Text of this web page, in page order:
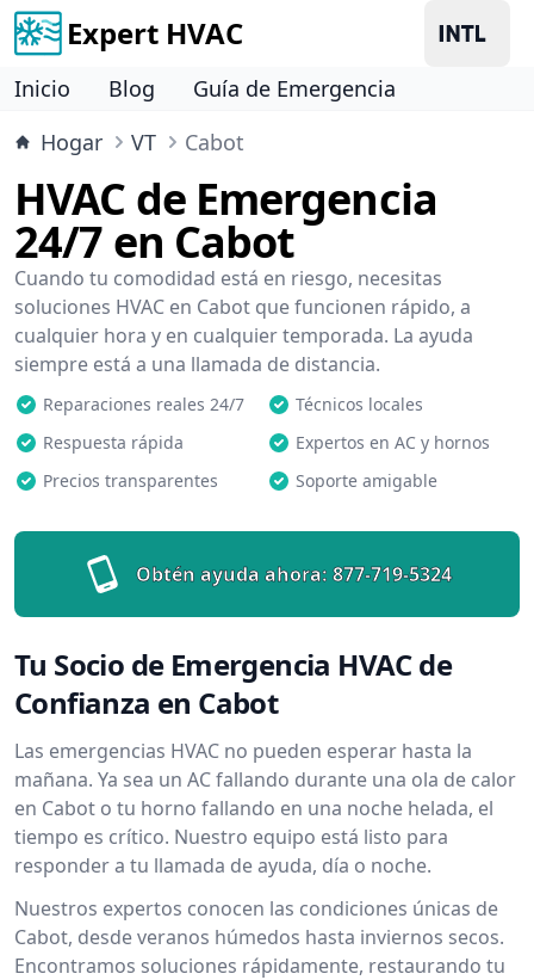
Expert HVAC
Inicio Blog
Guía de Emergencia
Hogar
VT Cabot
HVAC de Emergencia
24/7 en Cabot
Cuando tu comodidad está en riesgo, necesitas
soluciones HVAC en Cabot que funcionen rápido, a
cualquier hora y en cualquier temporada. La ayuda
siempre está a una llamada de distancia.
Reparaciones reales 24/7
Técnicos locales
Respuesta rápida
Expertos en AC y hornos
Precios transparentes
Soporte amigable
Obtén ayuda ahora: 877-719-5324
Tu Socio de Emergencia HVAC de
Confianza en Cabot
Las emergencias HVAC no pueden esperar hasta la
mañana. Ya sea un AC fallando durante una ola de calor
en Cabot o tu horno fallando en una noche helada, el
tiempo es crítico. Nuestro equipo está listo para
responder a tu llamada de ayuda, día o noche.
Nuestros expertos conocen las condiciones únicas de
Cabot, desde veranos húmedos hasta inviernos secos.
Encontramos soluciones rápidamente, restaurando tu